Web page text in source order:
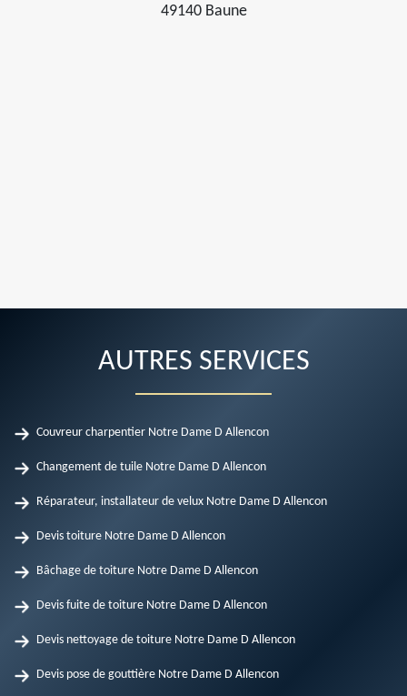
49140 Baune
AUTRES SERVICES
Couvreur charpentier Notre Dame D Allencon
Changement de tuile Notre Dame D Allencon
Réparateur, installateur de velux Notre Dame D Allencon
Devis toiture Notre Dame D Allencon
Bâchage de toiture Notre Dame D Allencon
Devis fuite de toiture Notre Dame D Allencon
Devis nettoyage de toiture Notre Dame D Allencon
Devis pose de gouttière Notre Dame D Allencon